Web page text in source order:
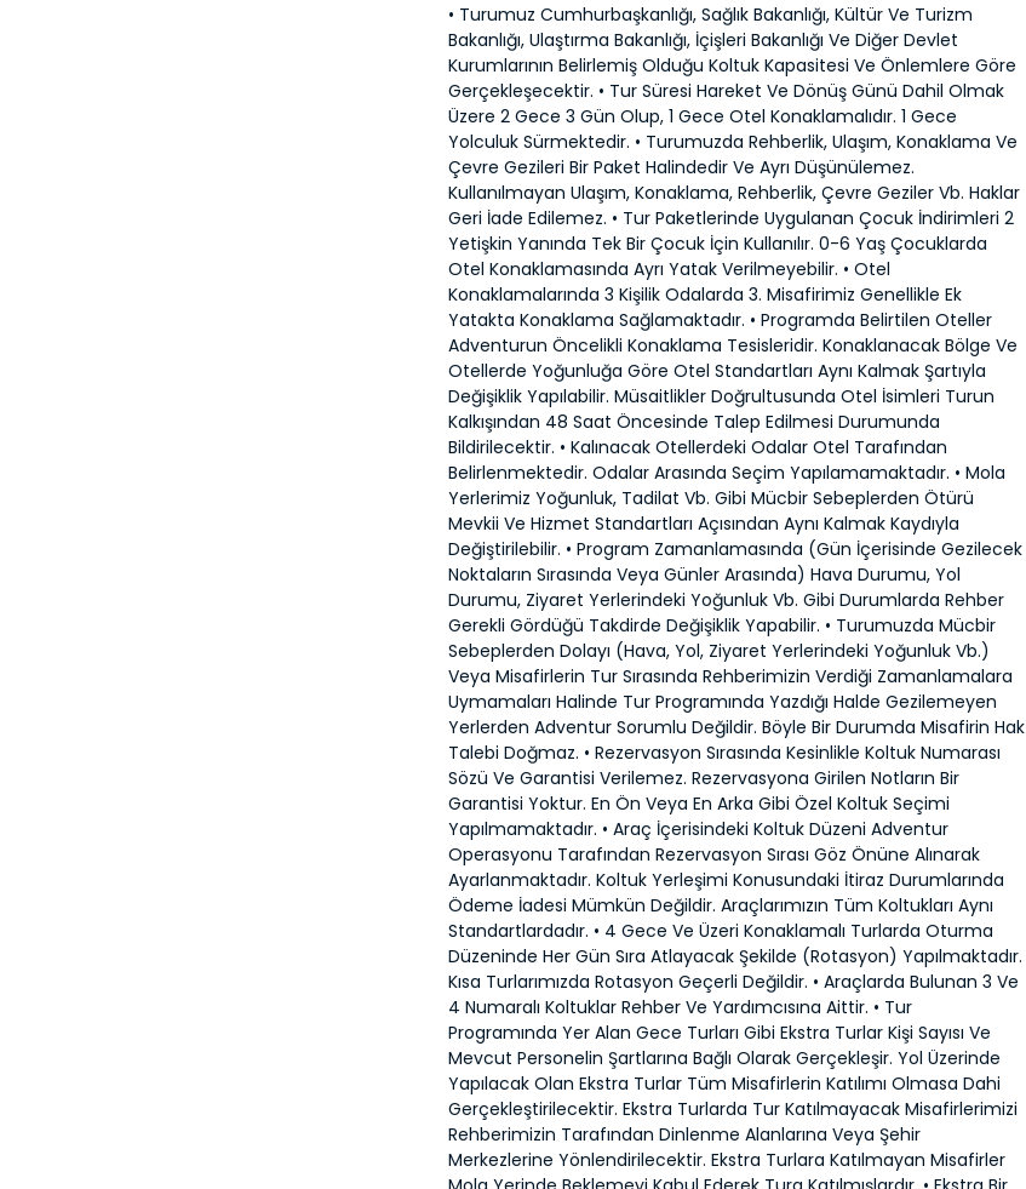
• Turumuz Cumhurbaşkanlığı, Sağlık Bakanlığı, Kültür Ve Turizm
Bakanlığı, Ulaştırma Bakanlığı, İçişleri Bakanlığı Ve Diğer Devlet
Kurumlarının Belirlemiş Olduğu Koltuk Kapasitesi Ve Önlemlere Göre
Gerçekleşecektir. • Tur Süresi Hareket Ve Dönüş Günü Dahil Olmak
Üzere 2 Gece 3 Gün Olup, 1 Gece Otel Konaklamalıdır. 1 Gece
Yolculuk Sürmektedir. • Turumuzda Rehberlik, Ulaşım, Konaklama Ve
Çevre Gezileri Bir Paket Halindedir Ve Ayrı Düşünülemez.
Kullanılmayan Ulaşım, Konaklama, Rehberlik, Çevre Geziler Vb. Haklar
Geri İade Edilemez. • Tur Paketlerinde Uygulanan Çocuk İndirimleri 2
Yetişkin Yanında Tek Bir Çocuk İçin Kullanılır. 0-6 Yaş Çocuklarda
Otel Konaklamasında Ayrı Yatak Verilmeyebilir. • Otel
Konaklamalarında 3 Kişilik Odalarda 3. Misafirimiz Genellikle Ek
Yatakta Konaklama Sağlamaktadır. • Programda Belirtilen Oteller
Adventurun Öncelikli Konaklama Tesisleridir. Konaklanacak Bölge Ve
Otellerde Yoğunluğa Göre Otel Standartları Aynı Kalmak Şartıyla
Değişiklik Yapılabilir. Müsaitlikler Doğrultusunda Otel İsimleri Turun
Kalkışından 48 Saat Öncesinde Talep Edilmesi Durumunda
Bildirilecektir. • Kalınacak Otellerdeki Odalar Otel Tarafından
Belirlenmektedir. Odalar Arasında Seçim Yapılamamaktadır. • Mola
Yerlerimiz Yoğunluk, Tadilat Vb. Gibi Mücbir Sebeplerden Ötürü
Mevkii Ve Hizmet Standartları Açısından Aynı Kalmak Kaydıyla
Değiştirilebilir. • Program Zamanlamasında (Gün İçerisinde Gezilecek
Noktaların Sırasında Veya Günler Arasında) Hava Durumu, Yol
Durumu, Ziyaret Yerlerindeki Yoğunluk Vb. Gibi Durumlarda Rehber
Gerekli Gördüğü Takdirde Değişiklik Yapabilir. • Turumuzda Mücbir
Sebeplerden Dolayı (Hava, Yol, Ziyaret Yerlerindeki Yoğunluk Vb.)
Veya Misafirlerin Tur Sırasında Rehberimizin Verdiği Zamanlamalara
Uymamaları Halinde Tur Programında Yazdığı Halde Gezilemeyen
Yerlerden Adventur Sorumlu Değildir. Böyle Bir Durumda Misafirin Hak
Talebi Doğmaz. • Rezervasyon Sırasında Kesinlikle Koltuk Numarası
Sözü Ve Garantisi Verilemez. Rezervasyona Girilen Notların Bir
Garantisi Yoktur. En Ön Veya En Arka Gibi Özel Koltuk Seçimi
Yapılmamaktadır. • Araç İçerisindeki Koltuk Düzeni Adventur
Operasyonu Tarafından Rezervasyon Sırası Göz Önüne Alınarak
Ayarlanmaktadır. Koltuk Yerleşimi Konusundaki İtiraz Durumlarında
Ödeme İadesi Mümkün Değildir. Araçlarımızın Tüm Koltukları Aynı
Standartlardadır. • 4 Gece Ve Üzeri Konaklamalı Turlarda Oturma
Düzeninde Her Gün Sıra Atlayacak Şekilde (Rotasyon) Yapılmaktadır.
Kısa Turlarımızda Rotasyon Geçerli Değildir. • Araçlarda Bulunan 3 Ve
4 Numaralı Koltuklar Rehber Ve Yardımcısına Aittir. • Tur
Programında Yer Alan Gece Turları Gibi Ekstra Turlar Kişi Sayısı Ve
Mevcut Personelin Şartlarına Bağlı Olarak Gerçekleşir. Yol Üzerinde
Yapılacak Olan Ekstra Turlar Tüm Misafirlerin Katılımı Olmasa Dahi
Gerçekleştirilecektir. Ekstra Turlarda Tur Katılmayacak Misafirlerimizi
Rehberimizin Tarafından Dinlenme Alanlarına Veya Şehir
Merkezlerine Yönlendirilecektir. Ekstra Turlara Katılmayan Misafirler